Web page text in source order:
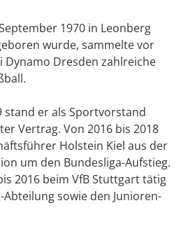
1970 in Leonberg
wurde, sammelte vor
Dynamo Dresden zahlreiche
stand er als Sportvorstand
Vertrag. Von 2016 bis 2018
Holstein Kiel aus der
um den Bundesliga-Aufstieg.
2016 beim VfB Stuttgart tätig
sowie den Junioren-